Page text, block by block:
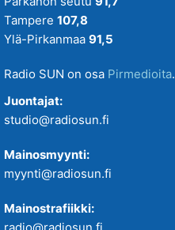
Tampere 107,8
Ylä-Pirkanmaa 91,5
Radio SUN on osa Pirmedioita.
Juontajat:
studio@radiosun.fi
Mainosmyynti:
myynti@radiosun.fi
Mainostrafiikki: